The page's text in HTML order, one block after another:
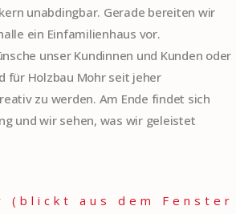
unabdingbar. Gerade bereiten wir
ein Einfamilienhaus vor.
unser Kundinnen und Kunden oder
für Holzbau Mohr seit jeher
zu werden. Am Ende findet sich
und wir sehen, was wir geleistet
(blickt aus dem Fenster